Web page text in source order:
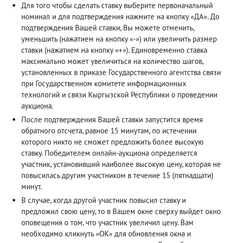
Для того чтобы сделать ставку выберите первоначальный
номинал и для подтверждения нажмите на кнопку «ДА». До
подтверждения Вашей ставки, Вы можете отменить,
уменьшить (нажатием на кнопку «-») или увеличить размер
ставки (нажатием на кнопку «+»). Единовременно ставка
максимально может увеличиться на количество шагов,
установленных в приказе Государственного агентства связи
при Государственном комитете информационных
технологий и связи Кыргызской Республики о проведении
аукциона.
После подтверждения Вашей ставки запустится время
обратного отсчета, равное 15 минутам, по истечении
которого никто не сможет предложить более высокую
ставку. Победителем онлайн-аукциона определяется
участник, установивший наиболее высокую цену, которая не
повысилась другим участником в течение 15 (пятнадцати)
минут.
В случае, когда другой участник повысил ставку и
предложил свою цену, то в Вашем окне сверху выйдет окно
оповещения о том, что участник увеличил цену. Вам
необходимо кликнуть «ОК» для обновления окна и